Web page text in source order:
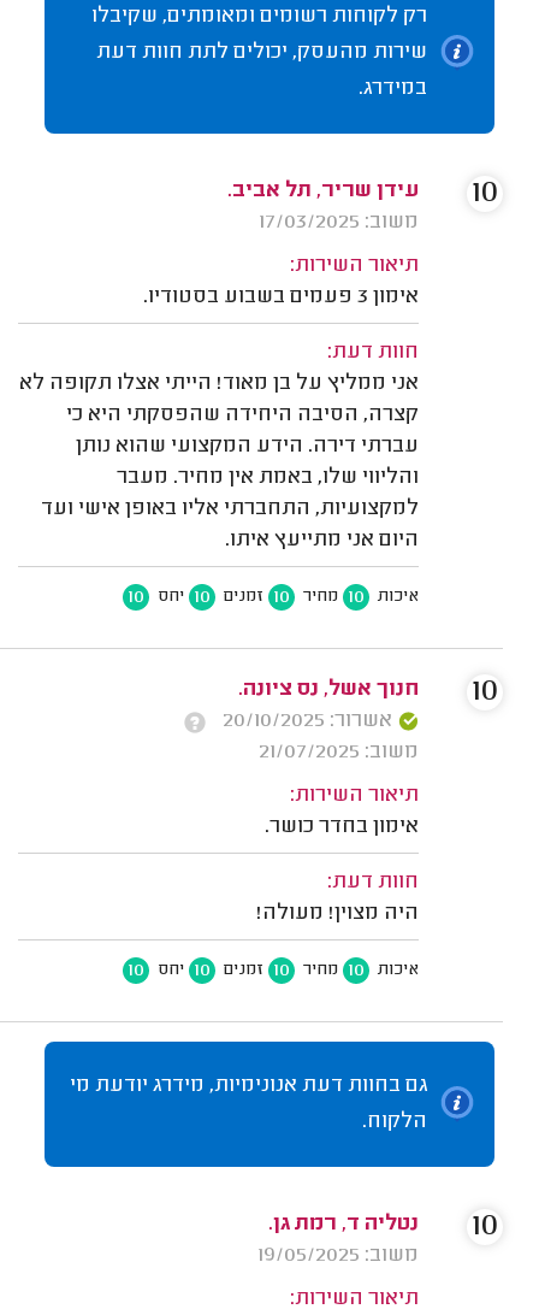
רק לקוחות רשומים ומאומתים, שקיבלו
שירות מהעסק, יכולים לתת חוות דעת
במידרג.
עידן שריר, תל אביב.
משוב: 17/03/2025
תיאור השירות:
אימון 3 פעמים בשבוע בסטודיו.
חוות דעת:
אני ממליץ על בן מאוד! הייתי אצלו תקופה לא
קצרה, הסיבה היחידה שהפסקתי היא כי
עברתי דירה. הידע המקצועי שהוא נותן
והליווי שלו, באמת אין מחיר. מעבר
למקצועיות, התחברתי אליו באופן אישי ועד
היום אני מתייעץ איתו.
איכות 10 מחיר 10 זמנים 10 יחס 10
10
חנוך אשל, נס ציונה.
אשרור: 20/10/2025
משוב: 21/07/2025
תיאור השירות:
אימון בחדר כושר.
חוות דעת:
היה מצוין! מעולה!
איכות 10 מחיר 10 זמנים 10 יחס 10
10
גם בחוות דעת אנונימיות, מידרג יודעת מי
הלקוח.
נטליה ד, רמת גן.
משוב: 19/05/2025
תיאור השירות:
10